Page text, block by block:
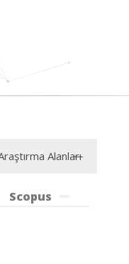
Alanları
Scopus